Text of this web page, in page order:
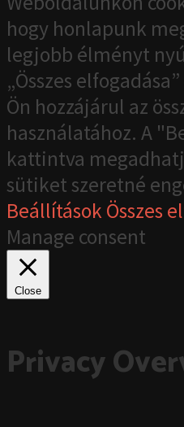
hogy honlapunk
legjobb élményt
„Összes
Ön hozzájárul az
használatához. A
kattintva
sütiket szeretné
BeállításokÖsszes
Manage consent
Close
Privacy